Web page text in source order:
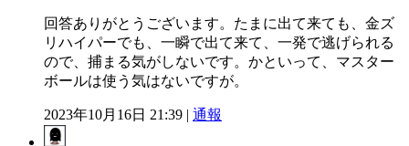
回答ありがとうございます。たまに出て来ても、金ズ
リハイパーでも、一瞬で出て来て、一発で逃げられる
ので、捕まる気がしないです。かといって、マスター
ボールは使う気はないですが。
2023年10月16日 21:39 | 通報